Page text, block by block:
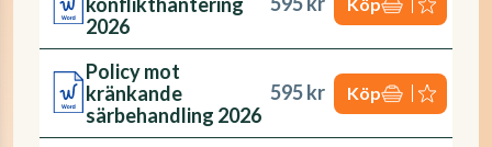
2026
Policy mot
kränkande
särbehandling 2026
595 kr Köp